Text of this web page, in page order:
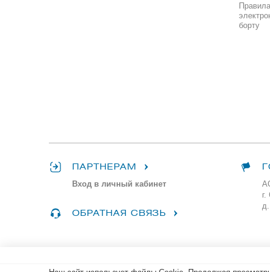
борту
ПАРТНЕРАМ
Вход в личный кабинет
ОБРАТНАЯ СВЯЗЬ